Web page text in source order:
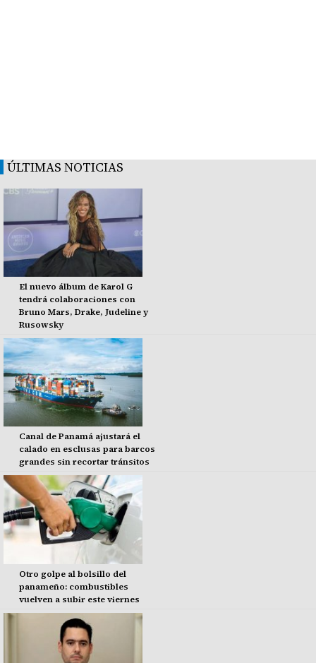
ÚLTIMAS NOTICIAS
El nuevo álbum de Karol G
tendrá colaboraciones con
Bruno Mars, Drake, Judeline y
Rusowsky
Canal de Panamá ajustará el
calado en esclusas para barcos
grandes sin recortar tránsitos
Otro golpe al bolsillo del
panameño: combustibles
vuelven a subir este viernes